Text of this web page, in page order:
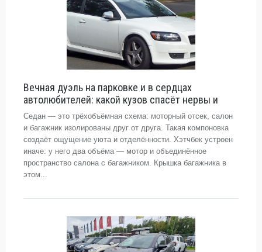
Вечная дуэль на парковке и в сердцах
автолюбителей: какой кузов спасёт нервы и
Седан — это трёхобъёмная схема: моторный отсек, салон
и багажник изолированы друг от друга. Такая компоновка
создаёт ощущение уюта и отделённости. Хэтчбек устроен
иначе: у него два объёма — мотор и объединённое
пространство салона с багажником. Крышка багажника в
этом...